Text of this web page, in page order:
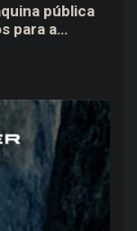
pública
para a
DF